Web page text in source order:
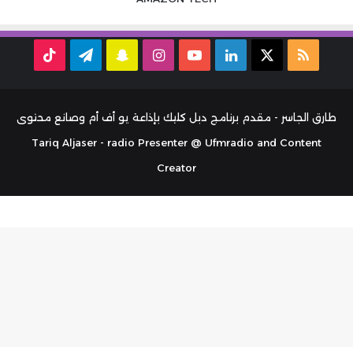
ملخص
RSS
لينكدإن ‫YouTubeانستقرامسناب تيلقرام
طارق الجاسر - مقدم برنامج دبل كليك بإذاعة يو أف أم وصانع محتوى
Tariq Aljaser - radio Presenter @ Ufmradio and Content
Creator